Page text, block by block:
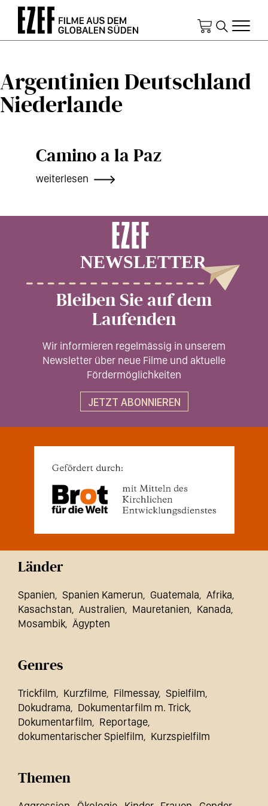
Direkt
Inhalt
Argentinien Deutschland
Niederlande
Camino a la Paz
weiterlesen
Bleiben Sie auf dem
Laufenden
Wir informieren regelmässig in unserem
Newsletter über neue Filme und aktuelle
Fördermöglichkeiten
JETZT ABONNIEREN
Länder
Spanien Spanien Kamerun Guatemala
Afrika
Kasachstan
Australien Mauretanien
Kanada
Mosambik Ägypten
Genres
Trickfilm Kurzfilme Filmessay Spielfilm
Dokudrama
Dokumentarfilm m. Trick
Dokumentarfilm
Reportage
dokumentarischer Spielfilm
Kurzspielfilm
Themen